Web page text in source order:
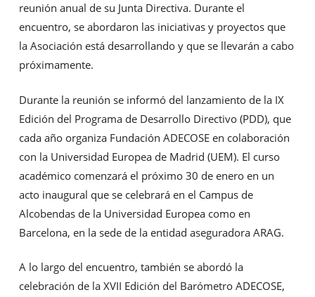
reunión anual de su Junta Directiva. Durante el
encuentro, se abordaron las iniciativas y proyectos que
la Asociación está desarrollando y que se llevarán a cabo
próximamente.
Durante la reunión se informó del lanzamiento de la IX
Edición del Programa de Desarrollo Directivo (PDD), que
cada año organiza Fundación ADECOSE en colaboración
con la Universidad Europea de Madrid (UEM). El curso
académico comenzará el próximo 30 de enero en un
acto inaugural que se celebrará en el Campus de
Alcobendas de la Universidad Europea como en
Barcelona, en la sede de la entidad aseguradora ARAG.
A lo largo del encuentro, también se abordó la
celebración de la XVII Edición del Barómetro ADECOSE,